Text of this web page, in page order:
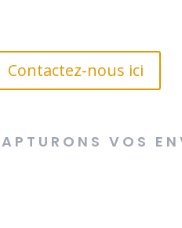
Contactez-nous ici
VOS